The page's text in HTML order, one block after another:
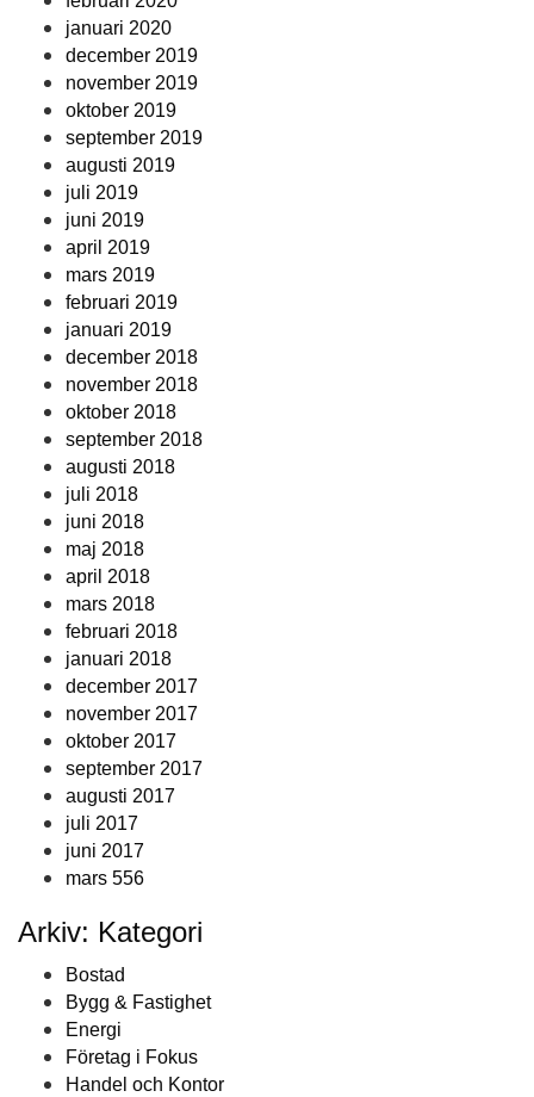
januari 2020
december 2019
november 2019
oktober 2019
september 2019
augusti 2019
juli 2019
juni 2019
april 2019
mars 2019
februari 2019
januari 2019
december 2018
november 2018
oktober 2018
september 2018
augusti 2018
juli 2018
juni 2018
maj 2018
april 2018
mars 2018
februari 2018
januari 2018
december 2017
november 2017
oktober 2017
september 2017
augusti 2017
juli 2017
juni 2017
mars 556
Arkiv: Kategori
Bostad
Bygg & Fastighet
Energi
Företag i Fokus
Handel och Kontor